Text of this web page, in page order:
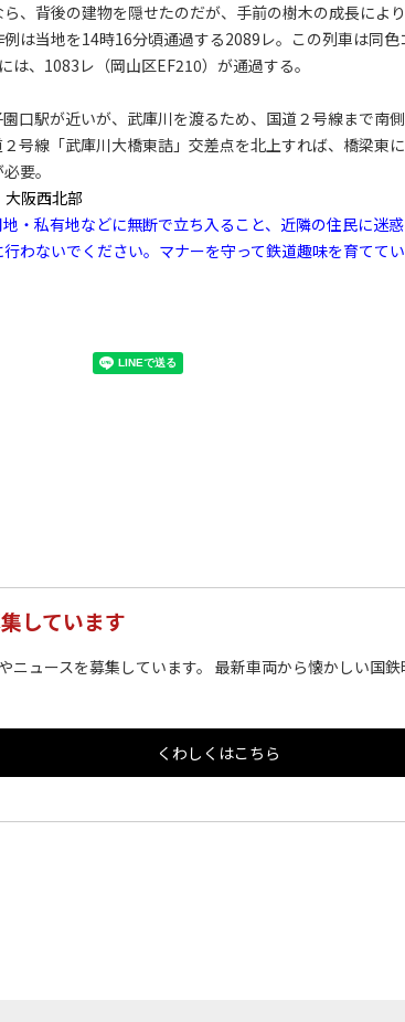
、背後の建物を隠せたのだが、手前の樹木の成長によ
は当地を14時16分頃通過する2089レ。この列車は同色
は、1083レ（岡山区EF210）が通過する。
口駅が近いが、武庫川を渡るため、国道２号線まで南
号線「武庫川大橋東詰」交差点を北上すれば、橋梁東
要。
大阪西北部
地・私有地などに無断で立ち入ること、近隣の住民に迷
わないでください。マナーを守って鉄道趣味を育ててい
しています
ニュースを募集しています。 最新車両から懐かしい国
くわしくはこちら